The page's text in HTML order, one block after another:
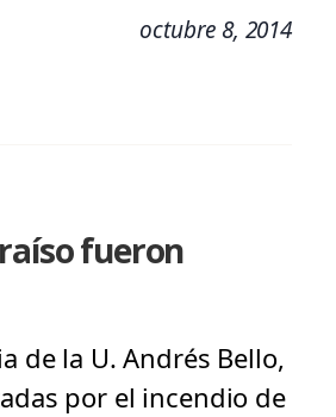
octubre 8, 2014
fueron
de la U. Andrés Bello,
por el incendio de